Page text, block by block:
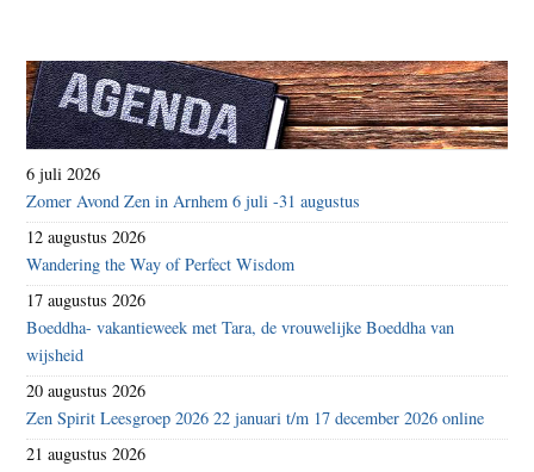
6 juli 2026
Zomer Avond Zen in Arnhem 6 juli -31 augustus
12 augustus 2026
Wandering the Way of Perfect Wisdom
17 augustus 2026
Boeddha- vakantieweek met Tara, de vrouwelijke Boeddha van
wijsheid
20 augustus 2026
Zen Spirit Leesgroep 2026 22 januari t/m 17 december 2026 online
21 augustus 2026